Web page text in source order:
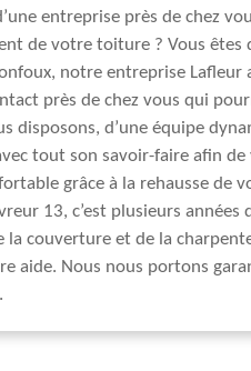
entreprise près de chez
de votre toiture ? Vous êtes
notre entreprise Lafleur
près de chez vous qui
disposons, d’une équipe
tout son savoir-faire afin de
grâce à la rehausse de
13, c’est plusieurs années
la couverture et de la
aide. Nous nous portons